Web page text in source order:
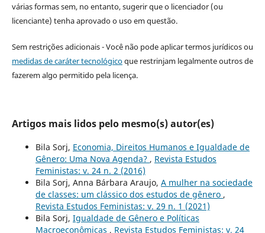
várias formas sem, no entanto, sugerir que o licenciador (ou
licenciante) tenha aprovado o uso em questão.
Sem restrições adicionais - Você não pode aplicar termos jurídicos ou
medidas de caráter tecnológicoque restrinjam legalmente outros de
fazerem algo permitido pela licença.
Artigos mais lidos pelo mesmo(s) autor(es)
Bila Sorj, Economia, Direitos Humanos e Igualdade de
Gênero: Uma Nova Agenda? , Revista Estudos
Feministas: v. 24 n. 2 (2016)
Bila Sorj, Anna Bárbara Araujo, A mulher na sociedade
de classes: um clássico dos estudos de gênero ,
Revista Estudos Feministas: v. 29 n. 1 (2021)
Bila Sorj, Igualdade de Gênero e Políticas
Macroeconômicas , Revista Estudos Feministas: v. 24